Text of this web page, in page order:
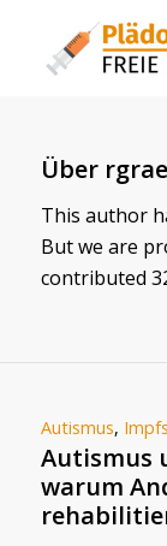
Über
This author
But we are
contributed
Autismus,
Autismus
warum